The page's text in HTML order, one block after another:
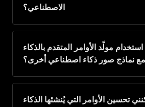
الاصطناعي؟
مولّد الأوامر المتقدم بالذكاء
نماذج صور ذكاء اصطناعي أخرى؟
تحسين الأوامر التي يُنشئها الذكاء